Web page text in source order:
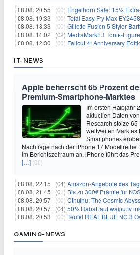
08.08. 20:55 | (00) Engelhorn Sale: 15% Extra-Rabatt on
08.08. 19:33 | (00) Tefal Easy Fry Max EY2458
08.08. 18:33 | (00) Gillette Fusion 5 Styler Barttrimmer
08.08. 14:02 | (02) MediaMarkt: 3 Tonie-
08.08. 12:30 | (00) Fallout 4: Anniversary
IT-NEWS
Apple beherrscht 65 Prozent
Premium-Smartphone-Marktes
Im ersten Halbjahr
aktuellen Daten
Research stolze 65
weltweiten Marktes
Smartphones
Nachfrage nach der iPhone 17 Modellreihe
im Berichtszeitraum an. iPhone führt das
[…] (00)
08.08. 22:15 | (04) Amazon-Angebote des Tages – jeden
08.08. 21:45 | (01) Bis zu 300€ Prämie für KOSTENLOSES Girokonto
08.08. 20:57 | (00) Cthulhu: The Cosmic Abyss
08.08. 20:57 | (04) 50% Rabatt auf waipu.tv inkl. Netflix –
08.08. 20:53 | (00) Teufel REAL BLUE NC 3 Over-Ear-
GAMING-NEWS